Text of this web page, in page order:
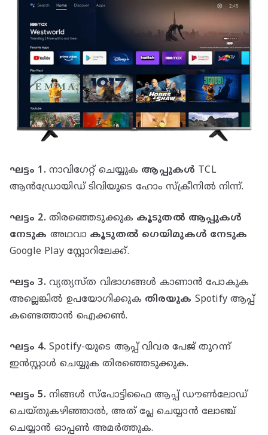
ഘട്ടം 1. നാവിഗേറ്റ് ചെയ്യുക ആപ്പുകൾ TCL
ആൻഡ്രോയിഡ് ടിവിയുടെ ഹോം സ്ക്രീനിൽ നിന്ന്.
ഘട്ടം 2. തിരഞ്ഞെടുക്കുക കൂടുതൽ ആപ്പുകൾ
നേടുക അഥവാ കൂടുതൽ ഗെയിമുകൾ നേടുക
Google Play സ്റ്റോറിലേക്ക്.
ഘട്ടം 3. വ്യത്യസ്ത വിഭാഗങ്ങൾ കാണാൻ പോകുക
അല്ലെങ്കിൽ ഉപയോഗിക്കുക തിരയുക Spotify ആപ്പ്
കണ്ടെത്താൻ ഐക്കൺ.
ഘട്ടം 4. Spotify-യുടെ ആപ്പ് വിവര പേജ് തുറന്ന്
ഇൻസ്റ്റാൾ ചെയ്യുക തിരഞ്ഞെടുക്കുക.
ഘട്ടം 5. നിങ്ങൾ സ്‌പോട്ടിഫൈ ആപ്പ് ഡൗൺലോഡ്
ചെയ്‌തുകഴിഞ്ഞാൽ, അത് പ്ലേ ചെയ്യാൻ ലോഞ്ച്
ചെയ്യാൻ ഓപ്പൺ അമർത്തുക.